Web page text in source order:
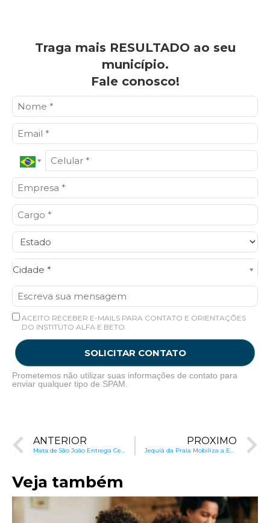
Traga mais RESULTADO ao seu
município.
Fale conosco!
Cidade *
Cidade*
ACEITO RECEBER E-MAILS PARA CONTATO E ORIENTAÇÕES
DO INSTITUTO ALFA E BETO.
SOLICITAR CONTATO
Prometemos não utilizar suas informações de contato para
enviar qualquer tipo de SPAM.
ANTERIOR PRÓXIMO
Veja também